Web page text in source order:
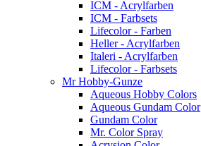
ICM - Acrylfarben
ICM - Farbsets
Lifecolor - Farben
Heller - Acrylfarben
Italeri - Acrylfarben
Lifecolor - Farbsets
Mr Hobby-Gunze
Aqueous Hobby Colors
Aqueous Gundam Color
Gundam Color
Mr. Color Spray